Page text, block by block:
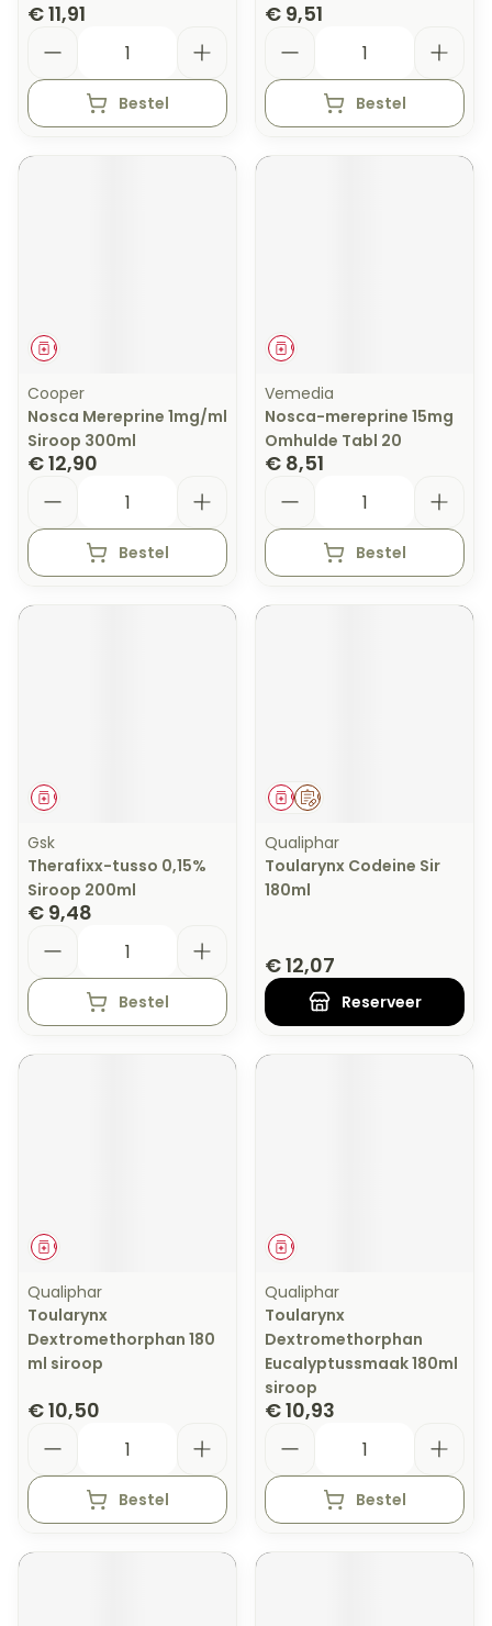
€ 11,91
Bestel
€ 9,51
Bestel
Geneesmiddel
Cooper
Nosca Mereprine 1mg/ml
Siroop 300ml
€ 12,90
Bestel
Geneesmiddel
Vemedia
Nosca-mereprine 15mg
Omhulde Tabl 20
€ 8,51
Bestel
Geneesmiddel
Gsk
Therafixx-tusso 0,15%
Siroop 200ml
€ 9,48
Bestel
Op voorschrift
Geneesmiddel
Qualiphar
Toularynx Codeine Sir
180ml
€ 12,07
Reserveer
Geneesmiddel
Qualiphar
Toularynx
Dextromethorphan 180
ml siroop
€ 10,50
Bestel
Geneesmiddel
Qualiphar
Toularynx
Dextromethorphan
Eucalyptussmaak 180ml
siroop
€ 10,93
Bestel